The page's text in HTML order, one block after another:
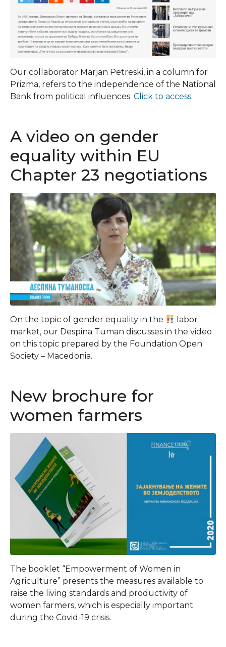
Our collaborator Marjan Petreski, in a column for
Prizma, refers to the independence of the National
Bank from political influences. Click to access.
A video on gender
equality within EU
Chapter 23 negotiations
On the topic of gender equality in the
labor
market, our Despina Tuman discusses in the video
on this topic prepared by the Foundation Open
Society – Macedonia.
New brochure for
women farmers
The booklet “Empowerment of Women in
Agriculture” presents the measures available to
raise the living standards and productivity of
women farmers, which is especially important
during the Covid-19 crisis.